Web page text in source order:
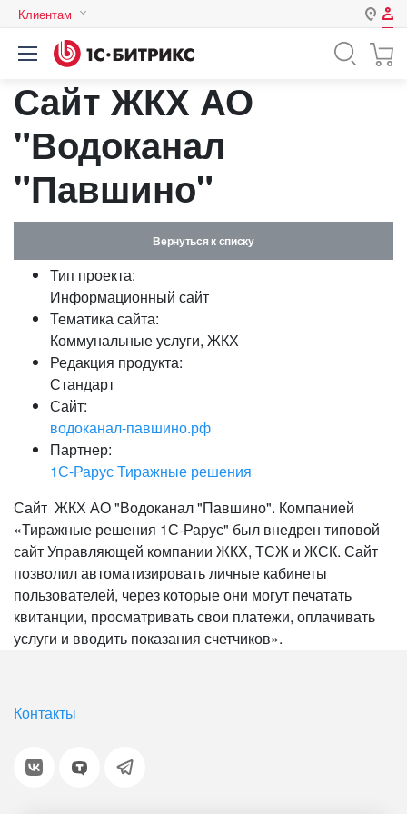
Клиентам
Авторизация
Нет аккаунта?Зарегистрироваться
Логин
Пароль
Запомнить меня на этом
Забыли свой пароль?
Сайт ЖКХ АО
"Водоканал
"Павшино"
Вернуться к списку
Тип проекта:
Информационный сайт
Тематика сайта:
Коммунальные услуги, ЖКХ
Редакция продукта:
Стандарт
Сайт:
водоканал-павшино.рф
Партнер:
1С-Рарус Тиражные решения
Сайт ЖКХ АО "Водоканал "Павшино". Компанией
«Тиражные решения 1С-Рарус" был внедрен типовой
сайт Управляющей компании ЖКХ, ТСЖ и ЖСК. Сайт
позволил автоматизировать личные кабинеты
пользователей, через которые они могут печатать
квитанции, просматривать свои платежи, оплачивать
услуги и вводить показания счетчиков».
Контакты